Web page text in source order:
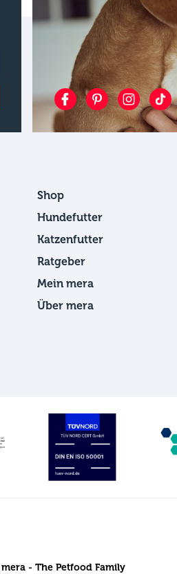
Shop
Hundefutter
Katzenfutter
Ratgeber
Mein mera
Über mera
mera - The Petfood Family